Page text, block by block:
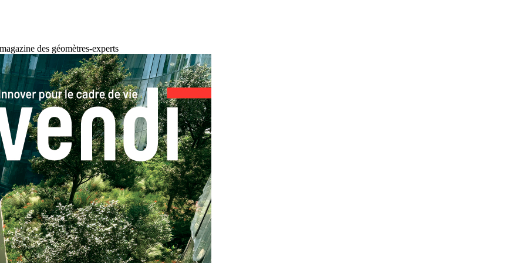
des géomètres-experts